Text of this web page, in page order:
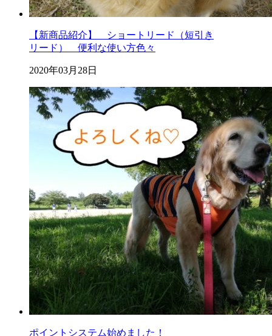
【新商品紹介】 ショートリード（短引き
リード） 便利な使い方色々
2020年03月28日
ポイントシステム始めました！